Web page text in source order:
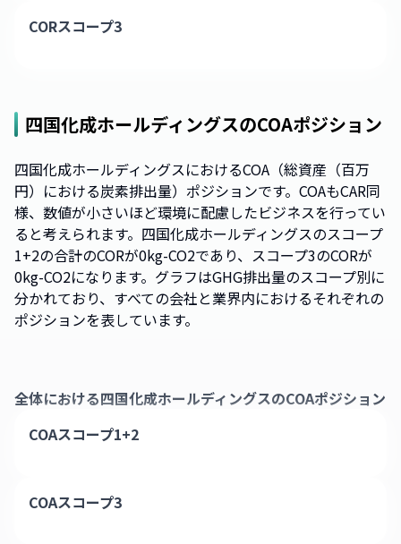
CORスコープ3
四国化成ホールディングスのCOAポジション
四国化成ホールディングスにおけるCOA（総資産（百万
円）における炭素排出量）ポジションです。COAもCAR同
様、数値が小さいほど環境に配慮したビジネスを行ってい
ると考えられます。四国化成ホールディングスのスコープ
1+2の合計のCORが0kg-CO2であり、スコープ3のCORが
0kg-CO2になります。グラフはGHG排出量のスコープ別に
分かれており、すべての会社と業界内におけるそれぞれの
ポジションを表しています。
全体における四国化成ホールディングスのCOAポジション
COAスコープ1+2
COAスコープ3